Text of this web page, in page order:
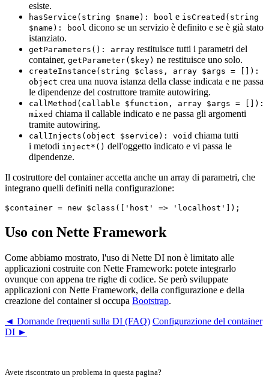
esiste.
hasService(string $name): bool e isCreated(string
$name): bool dicono se un servizio è definito e se è già stato
istanziato.
getParameters(): array restituisce tutti i parametri del
container, getParameter($key) ne restituisce uno solo.
createInstance(string $class, array $args = []):
object crea una nuova istanza della classe indicata e ne passa
le dipendenze del costruttore tramite autowiring.
callMethod(callable $function, array $args = []):
mixed chiama il callable indicato e ne passa gli argomenti
tramite autowiring.
callInjects(object $service): void chiama tutti
i metodi inject*() dell'oggetto indicato e vi passa le
dipendenze.
Il costruttore del container accetta anche un array di parametri, che
integrano quelli definiti nella configurazione:
Uso con Nette Framework
Come abbiamo mostrato, l'uso di Nette DI non è limitato alle
applicazioni costruite con Nette Framework: potete integrarlo
ovunque con appena tre righe di codice. Se però sviluppate
applicazioni con Nette Framework, della configurazione e della
creazione del container si occupa Bootstrap.
◄ Domande frequenti sulla DI (FAQ) Configurazione del container
DI ►